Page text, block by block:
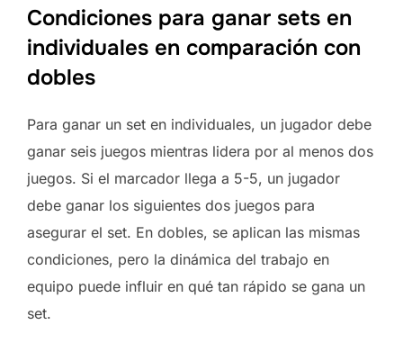
Condiciones para ganar sets en
individuales en comparación con
dobles
Para ganar un set en individuales, un jugador debe
ganar seis juegos mientras lidera por al menos dos
juegos. Si el marcador llega a 5-5, un jugador
debe ganar los siguientes dos juegos para
asegurar el set. En dobles, se aplican las mismas
condiciones, pero la dinámica del trabajo en
equipo puede influir en qué tan rápido se gana un
set.